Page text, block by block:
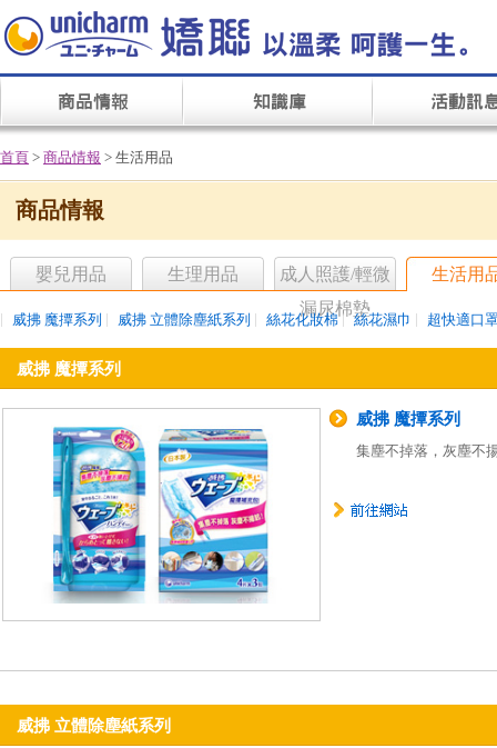
首頁 > 商品情報 > 生活用品
商品情報
嬰兒用品 生理用品
成人照護/輕微
漏尿棉墊
生活用
| 威拂 魔撢系列 | 威拂 立體除塵紙系列 | 絲花化妝棉| 絲花濕巾 | 超快適口
威拂 魔撢系列
威拂 魔撢系列
集塵不掉落，灰塵不
威拂 立體除塵紙系列